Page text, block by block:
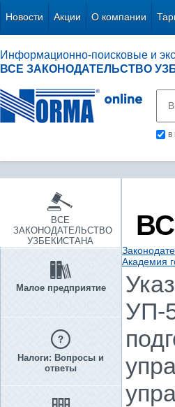
Новости Акции О компании
Информационно-поисковые и
ВСЕ ЗАКОНОДАТЕЛЬСТВО
в
ВСЕ
ЗАКОНОДАТЕЛЬСТВО
УЗБЕКИСТАНА
Малое предприятие
Налоги: Вопросы и
ответы
Академия
УП-